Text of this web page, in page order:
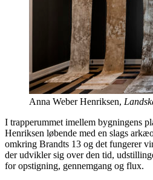
Anna Weber Henriksen,
I trapperummet imellem bygningens
Henriksen løbende med en slags
omkring Brandts 13 og det fungerer
der udvikler sig over den tid,
for opstigning, gennemgang og flux.